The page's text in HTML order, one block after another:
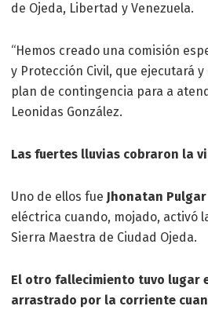
de Ojeda, Libertad y Venezuela.
“Hemos creado una comisión
y Protección Civil, que ejecutará
plan de contingencia para a
Leonidas González.
Las fuertes lluvias cobraron la
Uno de ellos fue Jhonatan Pulgar
eléctrica cuando, mojado, activó
Sierra Maestra de Ciudad Ojeda.
El otro fallecimiento tuvo lugar
arrastrado por la corriente